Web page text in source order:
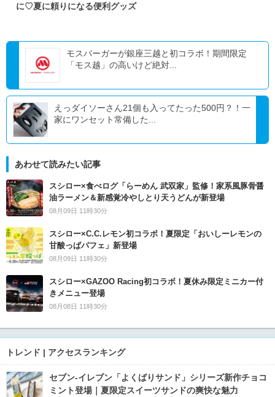
に♡夏に頼りになる便利グッズ
モスバーガーが銀座三越と初コラボ！期間限定
「モス越」の高いけど絶対...
えっダイソーさん21個も入ってたった500円？！一
家にワンセット常備した...
あわせて読みたい記事
スシロー×食べログ「らーめん 武双家」監修！家系風豚骨醤
油ラーメン＆新感覚冷やしとり天うどんが新登場
08月09日 11時30分
スシロー×C.C.レモン初コラボ！夏限定「おいしーレモンの
甘酸っぱパフェ」新登場
08月09日 11時30分
スシロー×GAZOO Racing初コラボ！夏休み限定ミニカー付
きメニュー登場
08月08日 11時30分
トレンド | アクセスランキング
セブン‐イレブン「よくばりサンド」シリーズ新作チョコ
ミント登場｜夏限定スイーツサンドの爽快な魅力